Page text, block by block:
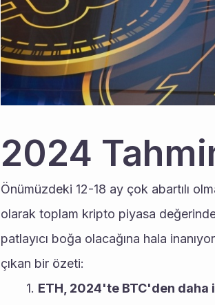
2024
Önümüzdeki 12-18 ay çok abartılı
olarak toplam kripto piyasa
patlayıcı boğa olacağına hala
çıkan bir özeti:
ETH, 2024'te BTC'den